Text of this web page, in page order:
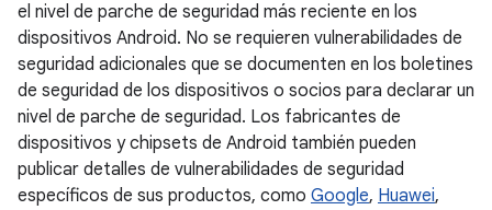
el nivel de parche de seguridad más reciente en los
dispositivos Android. No se requieren vulnerabilidades de
seguridad adicionales que se documenten en los boletines
de seguridad de los dispositivos o socios para declarar un
nivel de parche de seguridad. Los fabricantes de
dispositivos y chipsets de Android también pueden
publicar detalles de vulnerabilidades de seguridad
específicos de sus productos, como Google, Huawei,